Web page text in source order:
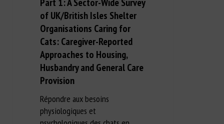
of UK/British Isles Shelter
Organisations Caring for
Cats: Caregiver-Reported
Approaches to Housing,
Husbandry and General Care
Provision
Répondre aux besoins
physiologiques et